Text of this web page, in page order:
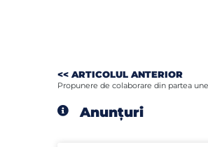
<< ARTICOLUL ANTERIOR
Propunere de colaborare din partea
Anunțuri